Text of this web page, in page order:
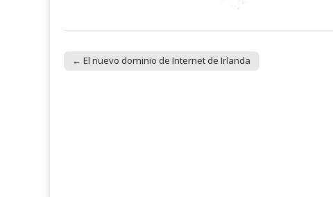
← El nuevo dominio de Internet de Irlanda